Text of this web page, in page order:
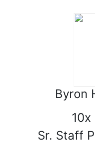
Byron
10x
Sr. Staff